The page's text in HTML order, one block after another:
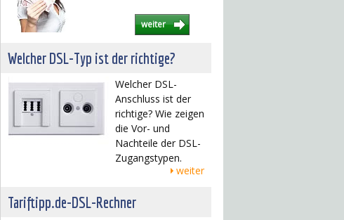
weiter
Welcher DSL-Typ ist der richtige?
Welcher DSL-
Anschluss ist der
richtige? Wie zeigen
die Vor- und
Nachteile der DSL-
Zugangstypen.
weiter
Tariftipp.de-DSL-Rechner